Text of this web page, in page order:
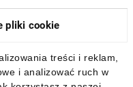
pliki cookie
treści i reklam,
i analizować ruch w